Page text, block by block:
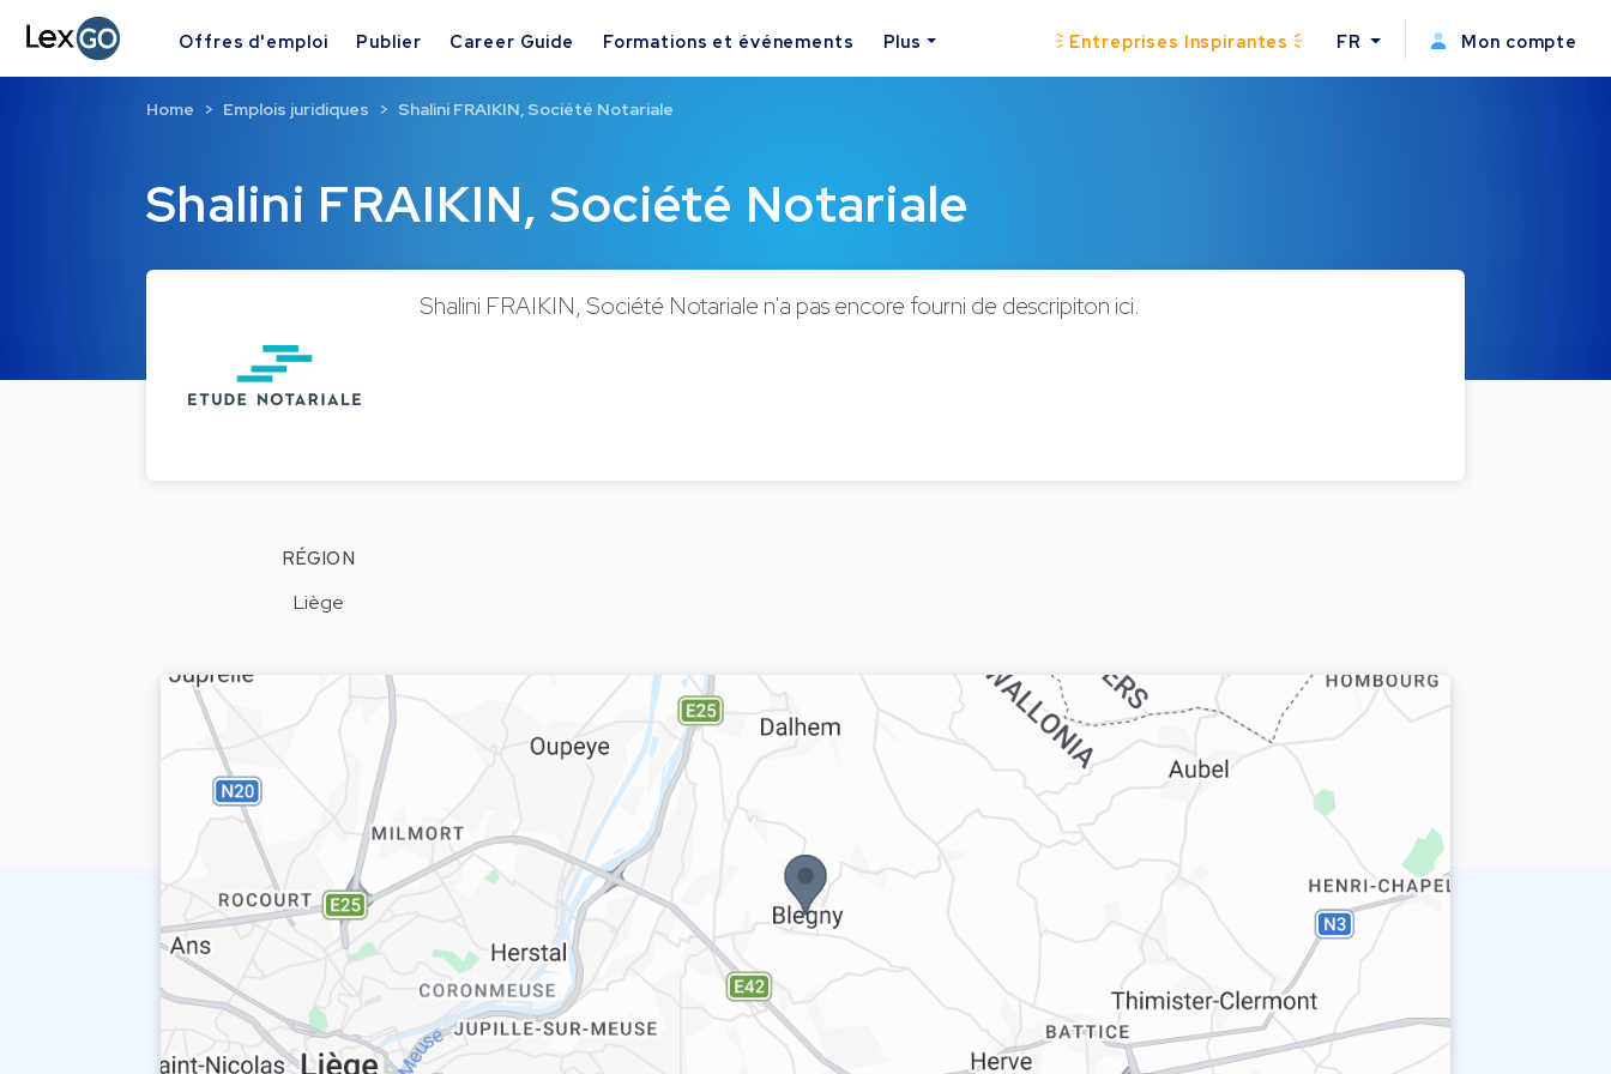
Offres d'emploi Publier Career Guide Formations et événements Plus Entreprises Inspirantes FR Mon compte
Shalini FRAIKIN, Société Notariale
Home Emplois juridiques Shalini FRAIKIN, Société Notariale
Shalini FRAIKIN, Société Notariale n'a pas encore fourni de descripiton ici.
RÉGION
Liège